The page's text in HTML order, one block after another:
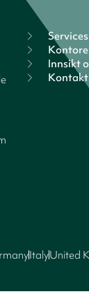
Services
Innsikt
Kontakt
ItalyUnited